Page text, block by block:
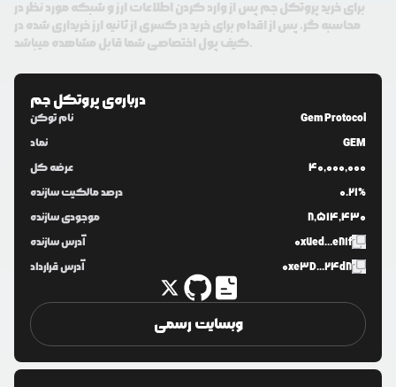
برای خرید پروتکل جم پس از وارد کردن اطلاعات ارز و شبکه مورد نظر در
محاسبه گر، پس از اقدام برای خرید در کسری از ثانیه ارز خریداری شده در
کیف پول اختصاصی شما قابل مشاهده میباشد.
درباره‌یپروتکل جم
نام توکن
Gem Protocol
نماد
GEM
عرضه کل
40,000,000
درصد مالکیت سازنده
0.21%
موجودی سازنده
8,514,430
آدرس سازنده
0x7ed...e81f
آدرس قرارداد
0xe3D...24d8
وبسایت رسمی